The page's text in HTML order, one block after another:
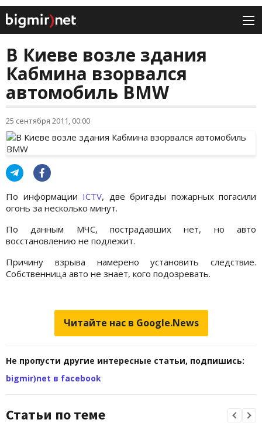
В Киеве возле здания
Кабмина взорвался
автомобиль BMW
25 сентября 2011, 00:00
По информации ICTV, две бригады пожарных погасили
огонь за несколько минут.
По данным МЧС, пострадавших нет, но авто
восстановлению не подлежит.
Причину взрыва намерено установить следствие.
Собственница авто не знает, кого подозревать.
Читайте нас в Google.News
Не пропусти другие интересные статьи, подпишись:
bigmir)net в facebook
Статьи по теме